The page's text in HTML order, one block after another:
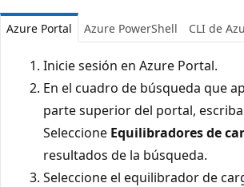
Azure Portal Azure PowerShell CLI de
Inicie sesión en Azure Portal.
En el cuadro de búsqueda que
parte superior del portal, escriba
Seleccione Equilibradores de
resultados de la búsqueda.
Seleccione el equilibrador de